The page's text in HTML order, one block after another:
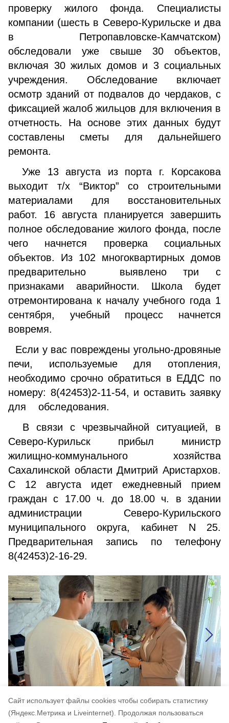
Cайт использует файлы cookies чтобы собирать статистику
(Яндекс.Метрика и Liveinternet).
Продолжая пользоваться
проверку жилого фонда. Специалисты
компании (шесть в Северо-Курильске и два
в Петропавловске-Камчатском)
обследовали уже свыше 30 объектов,
включая 30 жилых домов и 3 социальных
учреждения. Обследование включает
осмотр зданий от подвалов до чердаков, с
фиксацией жалоб жильцов для включения в
отчетность. На основе этих данных будут
составлены сметы для дальнейшего
ремонта.
Уже 13 августа из порта г. Корсакова
выходит т/х “Виктор” со строительными
материалами для восстановительных
работ. 16 августа планируется завершить
полное обследование жилого фонда, после
чего начнется проверка социальных
объектов. Из 102 многоквартирных домов
предварительно выявлено три с
признаками аварийности. Школа будет
отремонтирована к началу учебного года 1
сентября, учебный процесс начнется
вовремя.
Если у вас повреждены угольно-дровяные
печи, используемые для отопления,
необходимо срочно обратиться в ЕДДС по
номеру: 8(42453)2-11-54, и оставить заявку
для обследования.
В связи с чрезвычайной ситуацией, в
Северо-Курильск прибыл министр
жилищно-коммунального хозяйства
Сахалинской области Дмитрий Аристархов.
С 12 августа идет ежедневный прием
граждан с 17.00 ч. до 18.00 ч. в здании
администрации Северо-Курильского
муниципального округа, кабинет N 25.
Предварительная запись по телефону
8(42453)2-16-29.